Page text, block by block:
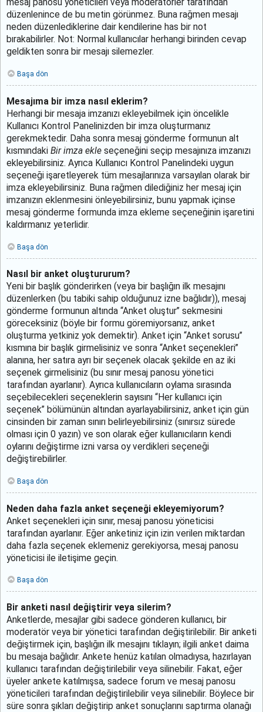
mesaj panosu yöneticileri veya moderatörler tarafından
düzenlenince de bu metin görünmez. Buna rağmen mesajı
neden düzenlediklerine dair kendilerine has bir not
bırakabilirler. Not: Normal kullanıcılar herhangi birinden cevap
geldikten sonra bir mesajı silemezler.
Başa dön
Mesajıma bir imza nasıl eklerim?
Herhangi bir mesaja imzanızı ekleyebilmek için öncelikle
Kullanıcı Kontrol Panelinizden bir imza oluşturmanız
gerekmektedir. Daha sonra mesaj gönderme formunun alt
kısmındaki Bir imza ekle seçeneğini seçip mesajınıza imzanızı
ekleyebilirsiniz. Ayrıca Kullanıcı Kontrol Panelindeki uygun
seçeneği işaretleyerek tüm mesajlarınıza varsayılan olarak bir
imza ekleyebilirsiniz. Buna rağmen dilediğiniz her mesaj için
imzanızın eklenmesini önleyebilirsiniz, bunu yapmak içinse
mesaj gönderme formunda imza ekleme seçeneğinin işaretini
kaldırmanız yeterlidir.
Başa dön
Nasıl bir anket oluştururum?
Yeni bir başlık gönderirken (veya bir başlığın ilk mesajını
düzenlerken (bu tabiki sahip olduğunuz izne bağlıdır)), mesaj
gönderme formunun altında “Anket oluştur” sekmesini
göreceksiniz (böyle bir formu göremiyorsanız, anket
oluşturma yetkiniz yok demektir). Anket için “Anket sorusu”
kısmına bir başlık girmelisiniz ve sonra “Anket seçenekleri”
alanına, her satıra ayrı bir seçenek olacak şekilde en az iki
seçenek girmelisiniz (bu sınır mesaj panosu yönetici
tarafından ayarlanır). Ayrıca kullanıcıların oylama sırasında
seçebilecekleri seçeneklerin sayısını “Her kullanıcı için
seçenek” bölümünün altından ayarlayabilirsiniz, anket için gün
cinsinden bir zaman sınırı belirleyebilirsiniz (sınırsız sürede
olması için 0 yazın) ve son olarak eğer kullanıcıların kendi
oylarını değiştirme izni varsa oy verdikleri seçeneği
değiştirebilirler.
Başa dön
Neden daha fazla anket seçeneği ekleyemiyorum?
Anket seçenekleri için sınır, mesaj panosu yöneticisi
tarafından ayarlanır. Eğer anketiniz için izin verilen miktardan
daha fazla seçenek eklemeniz gerekiyorsa, mesaj panosu
yöneticisi ile iletişime geçin.
Başa dön
Bir anketi nasıl değiştirir veya silerim?
Anketlerde, mesajlar gibi sadece gönderen kullanıcı, bir
moderatör veya bir yönetici tarafından değiştirilebilir. Bir anketi
değiştirmek için, başlığın ilk mesajını tıklayın; ilgili anket daima
bu mesaja bağlıdır. Ankete henüz katılan olmadıysa, hazırlayan
kullanıcı tarafından değiştirilebilir veya silinebilir. Fakat, eğer
üyeler ankete katılmışsa, sadece forum ve mesaj panosu
yöneticileri tarafından değiştirilebilir veya silinebilir. Böylece bir
süre sonra şıkları değiştirip anket sonuçlarını saptırma olanağı